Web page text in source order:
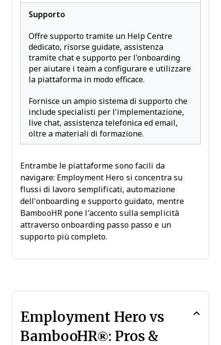
Supporto
Offre supporto tramite un Help Centre
dedicato, risorse guidate, assistenza
tramite chat e supporto per l'onboarding
per aiutare i team a configurare e utilizzare
la piattaforma in modo efficace.
Fornisce un ampio sistema di supporto che
include specialisti per l'implementazione,
live chat, assistenza telefonica ed email,
oltre a materiali di formazione.
Entrambe le piattaforme sono facili da
navigare: Employment Hero si concentra su
flussi di lavoro semplificati, automazione
dell'onboarding e supporto guidato, mentre
BambooHR pone l'accento sulla semplicità
attraverso onboarding passo passo e un
supporto più completo.
Employment Hero vs
BambooHR®: Pros &